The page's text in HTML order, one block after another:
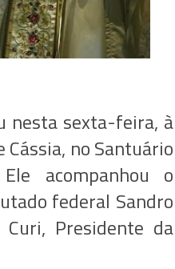
nesta sexta-feira, à
no Santuário
acompanhou o
federal Sandro
Presidente da